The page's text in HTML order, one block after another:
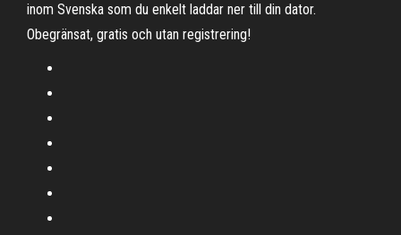
inom Svenska som du enkelt laddar ner till din dator.
Obegränsat, gratis och utan registrering!